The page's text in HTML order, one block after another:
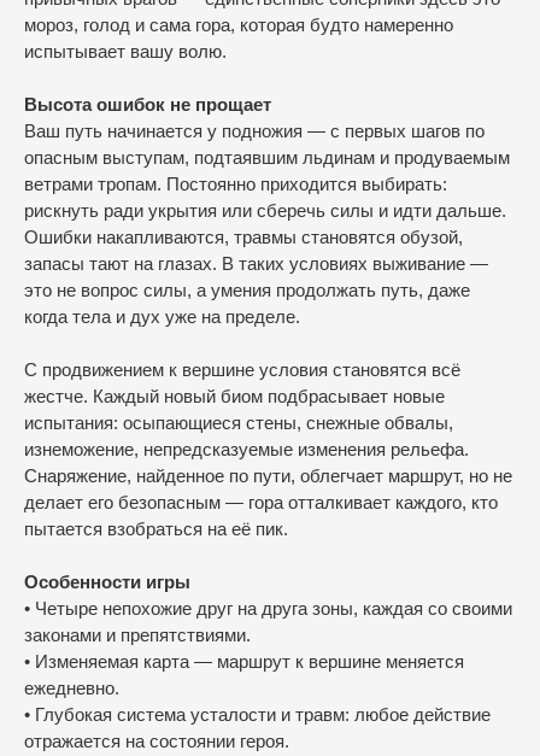
мороз, голод и сама гора, которая будто намеренно
испытывает вашу волю.
Высота ошибок не прощает
Ваш путь начинается у подножия — с первых шагов по
опасным выступам, подтаявшим льдинам и продуваемым
ветрами тропам. Постоянно приходится выбирать:
рискнуть ради укрытия или сберечь силы и идти дальше.
Ошибки накапливаются, травмы становятся обузой,
запасы тают на глазах. В таких условиях выживание —
это не вопрос силы, а умения продолжать путь, даже
когда тела и дух уже на пределе.
С продвижением к вершине условия становятся всё
жестче. Каждый новый биом подбрасывает новые
испытания: осыпающиеся стены, снежные обвалы,
изнеможение, непредсказуемые изменения рельефа.
Снаряжение, найденное по пути, облегчает маршрут, но не
делает его безопасным — гора отталкивает каждого, кто
пытается взобраться на её пик.
Особенности игры
• Четыре непохожие друг на друга зоны, каждая со своими
законами и препятствиями.
• Изменяемая карта — маршрут к вершине меняется
ежедневно.
• Глубокая система усталости и травм: любое действие
отражается на состоянии героя.